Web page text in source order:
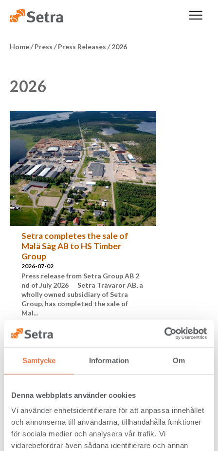
Samtycke Information Om
Denna webbplats använder cookies
Vi använder enhetsidentifierare för att anpassa innehållet
och annonserna till användarna, tillhandahålla funktioner
för sociala medier och analysera vår trafik. Vi
vidarebefordrar även sådana identifierare och annan
Home/ Press / Press Releases / 2026
2026
Setra completes the sale of
Malå Såg AB to HS Timber
Group
2026-07-02
Press release from Setra Group AB 2
nd of July 2026 Setra Trävaror AB, a
wholly owned subsidiary of Setra
Group, has completed the sale of
Mal...